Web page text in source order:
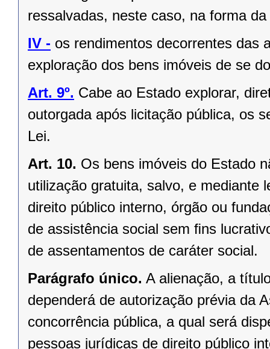
ressalvadas, neste caso, na forma
IV - os rendimentos decorrentes das
exploração dos bens imóveis de se
Art. 9º. Cabe ao Estado explorar,
outorgada após licitação pública, os
Lei.
Art. 10. Os bens imóveis do Estado
utilização gratuita, salvo, e mediante
direito público interno, órgão ou
de assistência social sem ﬁns
de assentamentos de caráter social.
Parágrafo único. A alienação, a
dependerá de autorização prévia da
concorrência pública, a qual será
pessoas jurídicas de direito público